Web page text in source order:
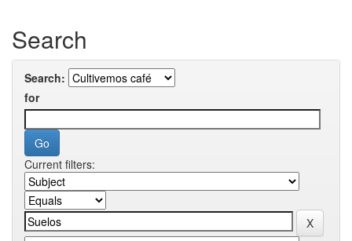
Search
Search:
for
Current filters: